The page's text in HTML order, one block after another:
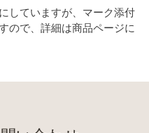
していますが、マーク添付
ので、詳細は商品ページに